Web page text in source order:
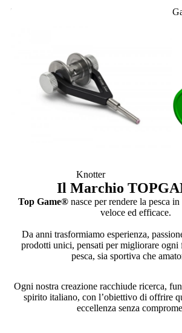
Knotter
Knotter
Il Marchio
Top Game®nasce per rendere la pesca
veloce ed efficace.
Da anni trasformiamo esperienza,
prodotti unici, pensati per migliorare ogni
pesca, sia sportiva che
Ogni nostra creazione racchiude ricerca,
spirito italiano, con l’obiettivo di offrire
eccellenza senza